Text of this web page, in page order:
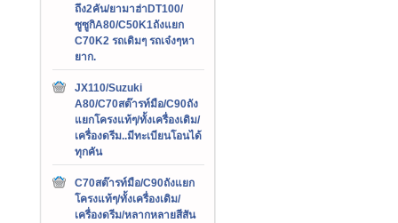
ถึง2คัน/ยามาฮ่าDT100/
ซูซูกิA80/C50K1ถังแยก
C70K2 รถเดิมๆ รถเจ๋งๆหา
ยาก.
JX110/Suzuki
A80/C70สต๊ารท์มือ/C90ถัง
แยกโครงแท้ๆ/ทั้งเครื่องเดิม/
เครื่องดรีม..มีทะเบียนโอนได้
ทุกคัน
C70สต๊ารท์มือ/C90ถังแยก
โครงแท้ๆ/ทั้งเครื่องเดิม/
เครื่องดรีม/หลากหลายสีสัน